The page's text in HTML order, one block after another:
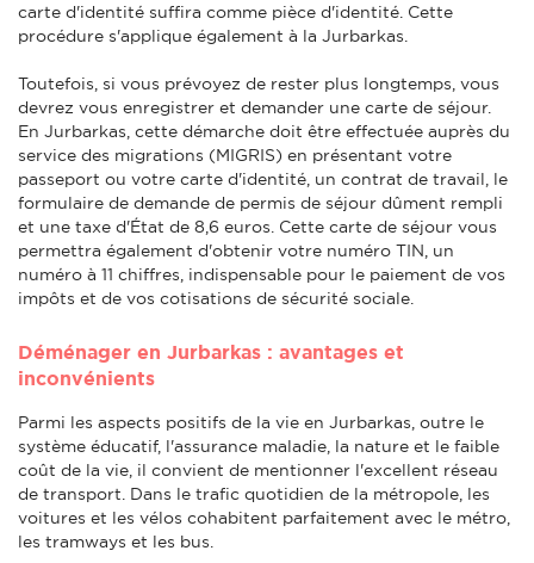
carte d'identité suffira comme pièce d'identité. Cette
procédure s'applique également à la Jurbarkas.
Toutefois, si vous prévoyez de rester plus longtemps, vous
devrez vous enregistrer et demander une carte de séjour.
En Jurbarkas, cette démarche doit être effectuée auprès du
service des migrations (MIGRIS) en présentant votre
passeport ou votre carte d'identité, un contrat de travail, le
formulaire de demande de permis de séjour dûment rempli
et une taxe d'État de 8,6 euros. Cette carte de séjour vous
permettra également d'obtenir votre numéro TIN, un
numéro à 11 chiffres, indispensable pour le paiement de vos
impôts et de vos cotisations de sécurité sociale.
Déménager en Jurbarkas : avantages et
inconvénients
Parmi les aspects positifs de la vie en Jurbarkas, outre le
système éducatif, l'assurance maladie, la nature et le faible
coût de la vie, il convient de mentionner l'excellent réseau
de transport. Dans le trafic quotidien de la métropole, les
voitures et les vélos cohabitent parfaitement avec le métro,
les tramways et les bus.